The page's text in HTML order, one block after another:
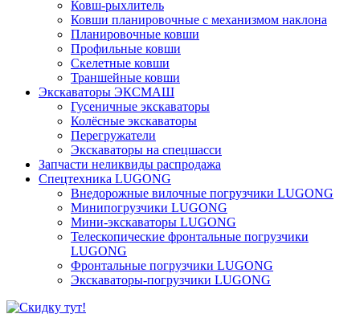
Ковш-рыхлитель
Ковши планировочные с механизмом наклона
Планировочные ковши
Профильные ковши
Скелетные ковши
Траншейные ковши
Экскаваторы ЭКСМАШ
Гусеничные экскаваторы
Колёсные экскаваторы
Перегружатели
Экскаваторы на спецшасси
Запчасти неликвиды распродажа
Спецтехника LUGONG
Внедорожные вилочные погрузчики LUGONG
Минипогрузчики LUGONG
Мини-экскаваторы LUGONG
Телескопические фронтальные погрузчики
LUGONG
Фронтальные погрузчики LUGONG
Экскаваторы-погрузчики LUGONG